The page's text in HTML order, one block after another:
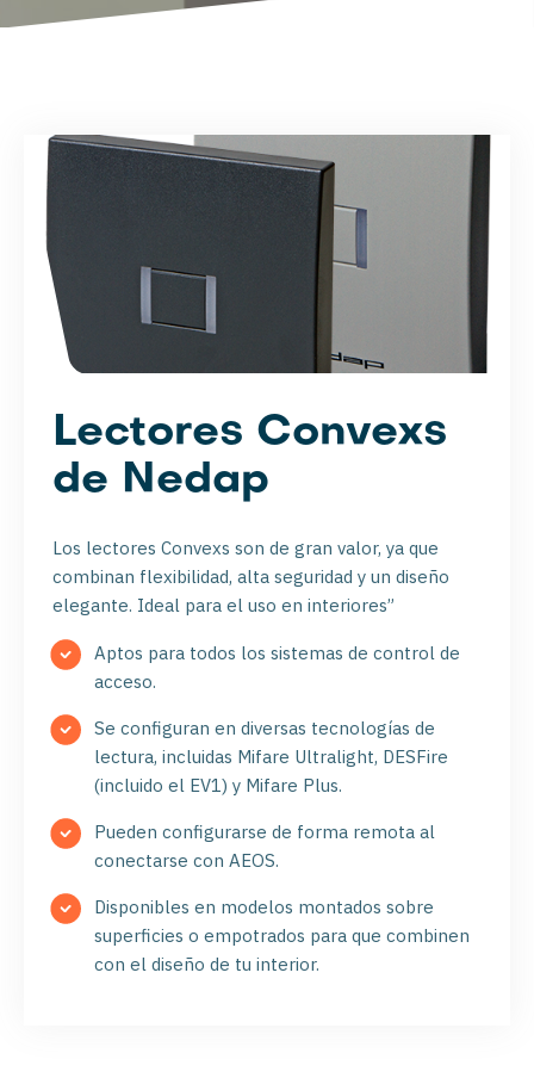
Lectores Convexs
de Nedap
Los lectores Convexs son de gran valor, ya que
combinan flexibilidad, alta seguridad y un diseño
elegante. Ideal para el uso en interiores”
Aptos para todos los sistemas de control de
acceso.
Se configuran en diversas tecnologías de
lectura, incluidas Mifare Ultralight, DESFire
(incluido el EV1) y Mifare Plus.
Pueden configurarse de forma remota al
conectarse con AEOS.
Disponibles en modelos montados sobre
superficies o empotrados para que combinen
con el diseño de tu interior.